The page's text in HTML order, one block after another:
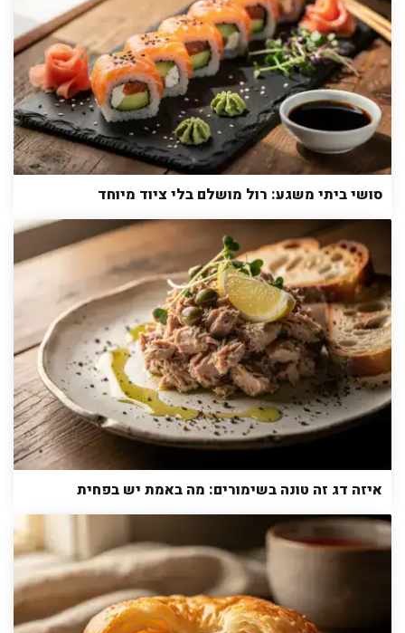
סושי ביתי משגע: רול מושלם בלי ציוד מיוחד
איזה דג זה טונה בשימורים: מה באמת יש בפחית